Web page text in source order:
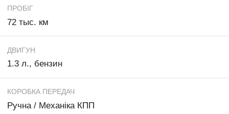
ПРОБІГ
72 тыс. км
ДВИГУН
1.3 л., бензин
КОРОБКА ПЕРЕДАЧ
Ручна / Механіка КПП